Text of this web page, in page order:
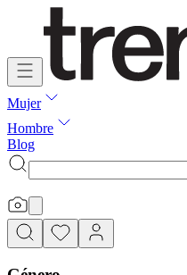
Mujer
Hombre
Blog